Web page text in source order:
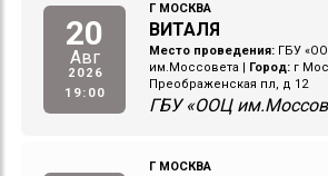
20
Авг
2026
19:00
Г МОСКВА
ВИТАЛЯ
Место проведения: ГБУ
им.Моссовета
Город: г
Преображенская пл, д 12
ГБУ «ООЦ
Г МОСКВА